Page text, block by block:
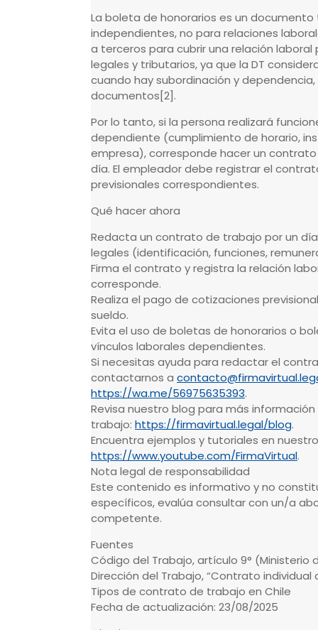
La boleta de honorarios es un
independientes, no para relaciones
a terceros para cubrir una relación
legales y tributarios, ya que la DT
cuando hay subordinación y
documentos[2].
Por lo tanto, si la persona realizará
dependiente (cumplimiento de horario,
empresa), corresponde hacer un
día. El empleador debe registrar el
previsionales correspondientes.
Qué hacer ahora
Redacta un contrato de trabajo por un
legales (identificación, funciones,
Firma el contrato y registra la relación
corresponde.
Realiza el pago de cotizaciones
sueldo.
Evita el uso de boletas de honorarios o
vínculos laborales dependientes.
Si necesitas ayuda para redactar el
contactarnos a
https://wa.me/56975635393.
Revisa nuestro blog para más
trabajo: https://firmavirtual.legal/blog.
Encuentra ejemplos y tutoriales en
https://www.youtube.com/FirmaVirtual.
Nota legal de responsabilidad
Este contenido es informativo y no
específicos, evalúa consultar con un/a
competente.
Fuentes
Código del Trabajo, artículo 9° (Ministerio
Dirección del Trabajo, “Contrato individual
Tipos de contrato de trabajo en Chile
Fecha de actualización: 23/08/2025